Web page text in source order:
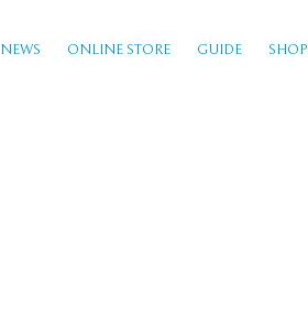
NEWS ONLINE STORE GUIDE SHOP